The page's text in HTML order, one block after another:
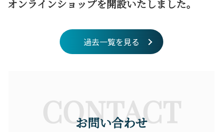
オンラインショップを開設いたしました。
過去一覧を見る
CONTACT
お問い合わせ